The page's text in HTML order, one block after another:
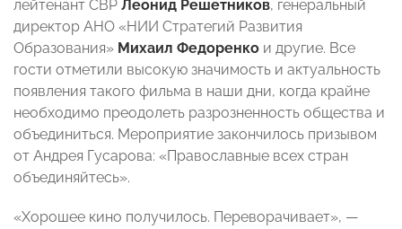
лейтенант СВР Леонид Решетников, генеральный
директор АНО «НИИ Стратегий Развития
Образования» Михаил Федоренко и другие. Все
гости отметили высокую значимость и актуальность
появления такого фильма в наши дни, когда крайне
необходимо преодолеть разрозненность общества и
объединиться. Мероприятие закончилось призывом
от Андрея Гусарова: «Православные всех стран
объединяйтесь».
«Хорошее кино получилось. Переворачивает», —